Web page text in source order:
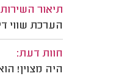
תיאור
הערכת שווי
חוות דעת:
היה מצוין!